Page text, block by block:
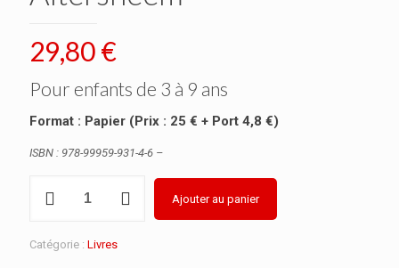
29,80€
Pour enfants de 3 à 9 ans
Format : Papier (Prix : 25 € + Port 4,8 €)
ISBN : 978-99959-931-4-6 –
Papagei
Ajouter au panier
Catégorie : Livres